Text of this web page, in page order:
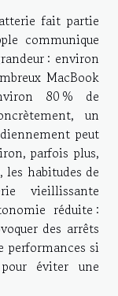
fait partie
communique
: environ
MacBook
80 % de
un
peut
parfois plus,
habitudes de
vieillissante
réduite :
des arrêts
performances si
éviter une